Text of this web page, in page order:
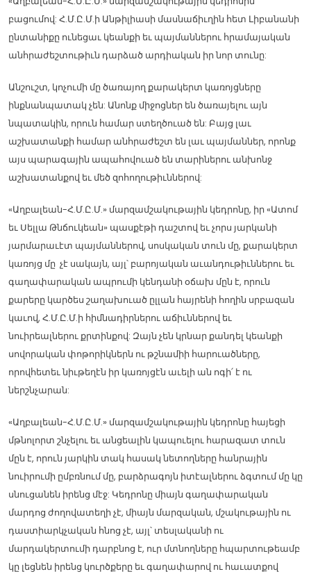
բացումով: Հ.Մ.Ը.Մ.ի Անթիլիասի մասնաճիւղին հետ Լիբանանի
ընտանիքը ունեցաւ կեանքի եւ պայմաններու հրամայական
անհրաժեշտութիւն դարձած արդիական իր նոր տունը:
Անշուշտ, կոչումի մը ծառայող քարակերտ կառոյցները
ինքնանպատակ չեն: Անոնք միջոցներ են ծառայելու այն
նպատակին, որուն համար ստեղծուած են: Բայց լաւ
աշխատանքի համար անհրաժեշտ են լաւ պայմաններ, որոնք
այս պարագային ապահովուած են տարիներու անխոնջ
աշխատանքով եւ մեծ զոհողութիւններով:
«Աղբալեան-Հ.Մ.Ը.Մ.» մարզամշակութային կեդրոնը, իր «Ատոմ
եւ Սելլա Թնճուկեան» պասքէթի դաշտով եւ չորս յարկանի
յարմարաւէտ պայմաններով, սոսկական տուն մը, քարակերտ
կառոյց մը չէ սակայն, այլ՝ բարոյական աւանդութիւններու եւ
գաղափարական ապրումի կենդանի օճախ մըն է, որուն
քարերը կարծես շաղախուած ըլլան հայրենի հողին սրբազան
կաւով, Հ.Մ.Ը.Մ.ի հիմնադիրներու աճիւններով եւ
նուիրեալներու քրտինքով: Զայն չեն կրնար քանդել կեանքի
սովորական փոթորիկներն ու թշնամիի հարուածները,
որովհետեւ նիւթեղէն իր կառոյցէն աւելի ան ոգի՛ է ու
ներշնչարան:
«Աղբալեան-Հ.Մ.Ը.Մ.» մարզամշակութային կեդրոնը հայեցի
մթնոլորտ շնչելու եւ անցեալին կապուելու հարազատ տուն
մըն է, որուն յարկին տակ հասակ նետողները հանրային
նուիրումի ըմբռնում մը, բարձրագոյն իտէալներու ձգտում մը կը
սնուցանեն իրենց մէջ: Կեդրոնը միայն գաղափարական
մարդոց ժողովատեղի չէ, միայն մարզական, մշակութային ու
դաստիարկչական հնոց չէ, այլ՝ տեսլականի ու
մարդակերտումի դարբնոց է, ուր մտնողները հպարտութեամբ
կը լեցնեն իրենց կուրծքերը եւ գաղափարով ու հաւատքով